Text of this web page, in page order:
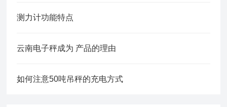
测力计功能特点
云南电子秤成为 产品的理由
如何注意50吨吊秤的充电方式